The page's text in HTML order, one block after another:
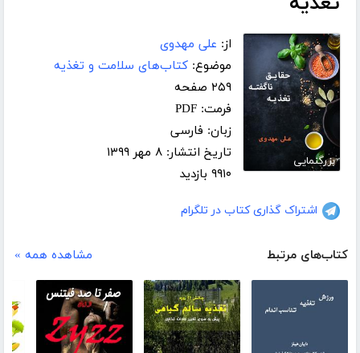
بزرگنمایی
از: علی مهدوی
موضوع: کتاب‌های سلامت و تغذیه
۲۵۹ صفحه
فرمت: PDF
زبان: فارسی
تاریخ انتشار: ۸ مهر ۱۳۹۹
۹۹۱۰ بازدید
اشتراک گذاری کتاب در تلگرام
کتاب‌های مرتبط مشاهده همه »